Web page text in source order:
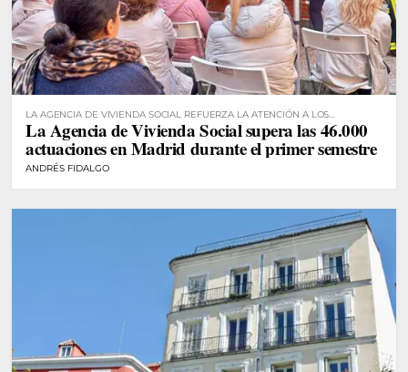
LA AGENCIA DE VIVIENDA SOCIAL REFUERZA LA ATENCIÓN A LOS
RESIDENTES
La Agencia de Vivienda Social supera las 46.000
actuaciones en Madrid durante el primer semestre
ANDRÉS FIDALGO